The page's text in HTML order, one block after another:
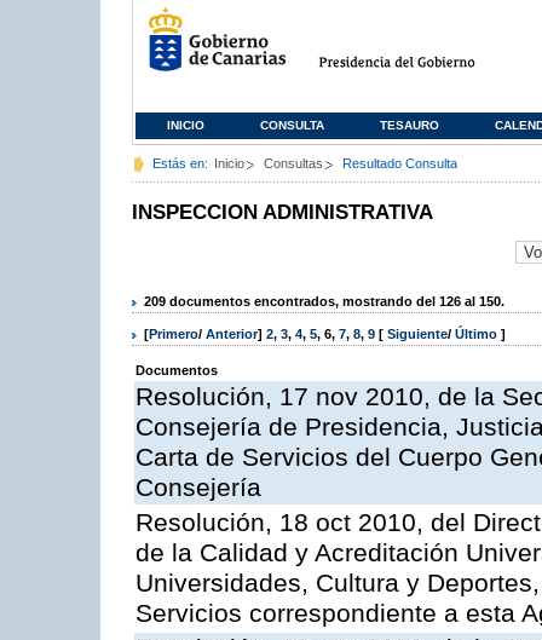
INICIO CONSULTA TESAURO
Estás en: Inicio Consultas Resultado Consulta
INSPECCION ADMINISTRATIVA
209 documentos encontrados, mostrando del 126 al 150.
[Primero/ Anterior] 2, 3, 4, 5, 6, 7, 8, 9 [ Siguiente/ Último ]
Documentos
Resolución, 17 nov 2010, de la
Consejería de Presidencia,
Carta de Servicios del Cuerpo
Consejería
Resolución, 18 oct 2010, del
de la Calidad y Acreditación
Universidades, Cultura y
Servicios correspondiente a esta